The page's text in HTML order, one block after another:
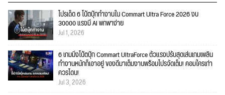
โปรเด็ด 6 โน้ตบุ๊กทำงานใน Commart Ultra Force 2026 งบ
30000 แรงมี AI พกพาง่าย
Jul 1, 2026
6 เกมมิ่งโน้ตบุ๊ก Commart UltraForce ตัวแรงปรับสุดเล่นเกมเพลิน
ทำงานหนักก็เอาอยู่ ของดีมาเต็มงานพร้อมโปรจัดเต็ม! คอมใครเก่า
ควรโดน!
Jul 3, 2026